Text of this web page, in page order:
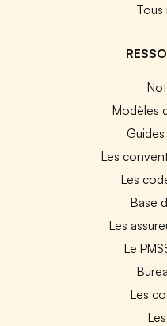
Tous
Modèles
Les
Les
Base
Les
Le
Les